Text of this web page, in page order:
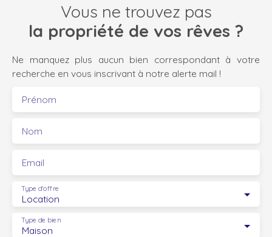
Vous ne trouvez pas
la propriété de vos rêves ?
Ne manquez plus aucun bien correspondant à votre
recherche en vous inscrivant à notre alerte mail !
Prénom
Nom
Email
Location
Type d'offre
Maison
Type de bien